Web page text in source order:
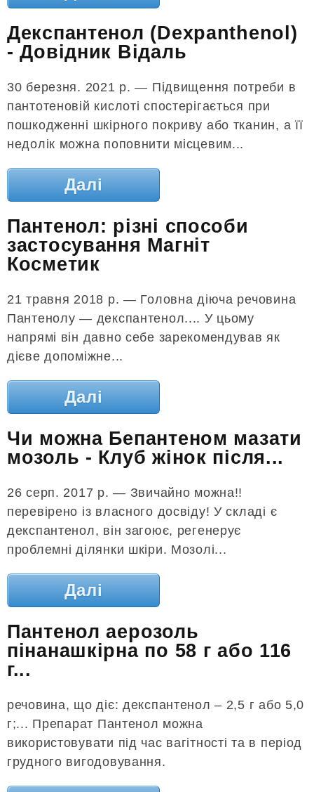
Декспантенол (Dexpanthenol)
- Довідник Відаль
30 березня. 2021 р. — Підвищення потреби в
пантотеновій кислоті спостерігається при
пошкодженні шкірного покриву або тканин, а її
недолік можна поповнити місцевим...
Далі
Пантенол: різні способи
застосування Магніт
Косметик
21 травня 2018 р. — Головна діюча речовина
Пантенолу — декспантенол.... У цьому
напрямі він давно себе зарекомендував як
дієве допоміжне...
Далі
Чи можна Бепантеном мазати
мозоль - Клуб жінок після...
26 серп. 2017 р. — Звичайно можна!!
перевірено із власного досвіду! У складі є
декспантенол, він загоює, регенерує
проблемні ділянки шкіри. Мозолі...
Далі
Пантенол аерозоль
пінанашкірна по 58 г або 116
г...
речовина, що діє: декспантенол – 2,5 г або 5,0
г;... Препарат Пантенол можна
використовувати під час вагітності та в період
грудного вигодовування.